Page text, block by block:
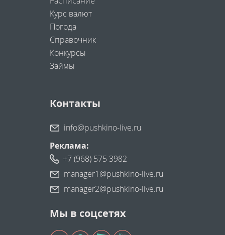
Курс валют
Погода
Справочник
Конкурсы
Займы
Контакты
info@pushkino-live.ru
Реклама:
+7 (968) 575 3982
manager1@pushkino-live.ru
manager2@pushkino-live.ru
Мы в соцсетях